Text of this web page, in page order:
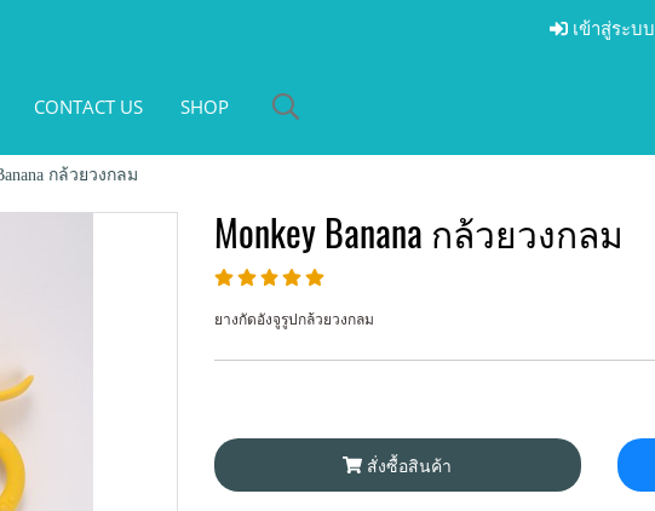
เข้าสู่ระบบ
CONTACT US SHOP
กล้วยวงกลม
Monkey Banana กล้วยวงกลม
ยางกัดอังจูรูปกล้วยวงกลม
สั่งซื้อสินค้า